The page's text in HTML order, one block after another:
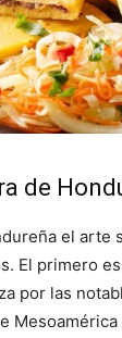
de
el arte
El primero
por las